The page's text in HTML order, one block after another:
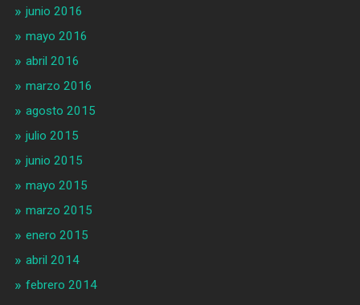
junio 2016
mayo 2016
abril 2016
marzo 2016
agosto 2015
julio 2015
junio 2015
mayo 2015
marzo 2015
enero 2015
abril 2014
febrero 2014